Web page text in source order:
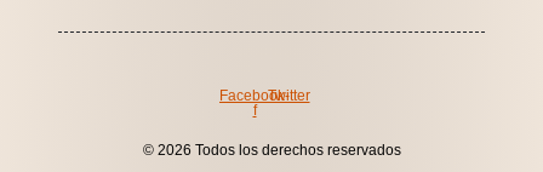
Facebook-
f
Twitter
© 2026 Todos los derechos reservados